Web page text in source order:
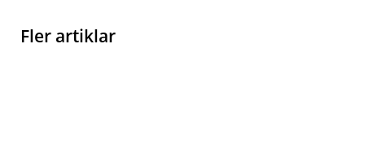
Fler artiklar